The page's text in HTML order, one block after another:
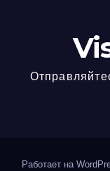
Работает на